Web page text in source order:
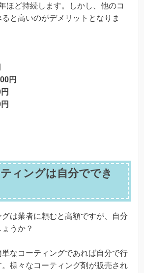
ほど持続します。しかし、他のコ
と高いのがデメリットとなりま
円
ィングは自分ででき
は業者に頼むと高額ですが、自分
うか？
なコーティングであれば自分で行
。様々なコーティング剤が販売され